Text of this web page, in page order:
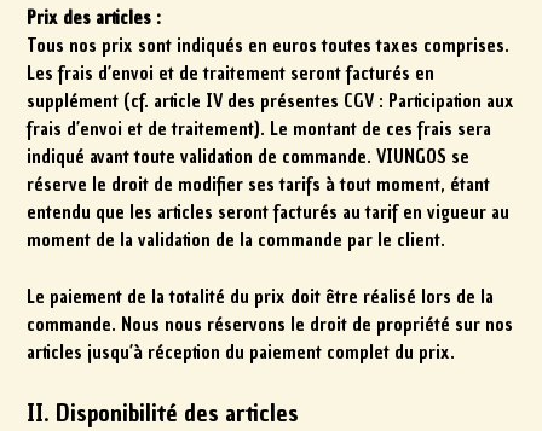
Prix des articles :
Tous nos prix sont indiqués en euros toutes taxes comprises.
Les frais d’envoi et de traitement seront facturés en
supplément (cf. article IV des présentes CGV : Participation aux
frais d’envoi et de traitement). Le montant de ces frais sera
indiqué avant toute validation de commande. VIUNGOS se
réserve le droit de modifier ses tarifs à tout moment, étant
entendu que les articles seront facturés au tarif en vigueur au
moment de la validation de la commande par le client.
Le paiement de la totalité du prix doit être réalisé lors de la
commande. Nous nous réservons le droit de propriété sur nos
articles jusqu’à réception du paiement complet du prix.
II. Disponibilité des articles